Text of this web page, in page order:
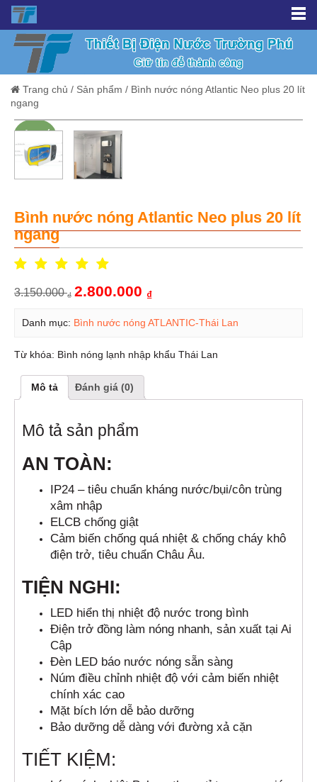
Trang chủ / Sản phẩm / Bình nước nóng Atlantic Neo plus 20 lít
ngang
Giảm giá!
Bình nước nóng Atlantic Neo plus 20 lít
ngang
3.150.000₫ 2.800.000 ₫
Danh mục: Bình nước nóng ATLANTIC-Thái Lan
Từ khóa: Bình nóng lạnh nhập khẩu Thái Lan
Mô tả Đánh giá (0)
Mô tả sản phẩm
AN TOÀN:
IP24 – tiêu chuẩn kháng nước/bụi/côn trùng
xâm nhập
ELCB chống giật
Cảm biến chống quá nhiệt & chống cháy khô
điện trở, tiêu chuẩn Châu Âu.
TIỆN NGHI:
LED hiển thị nhiệt độ nước trong bình
Điện trở đồng làm nóng nhanh, sản xuất tại Ai
Cập
Đèn LED báo nước nóng sẵn sàng
Núm điều chỉnh nhiệt độ với cảm biến nhiệt
chính xác cao
Mặt bích lớn dễ bảo dưỡng
Bảo dưỡng dễ dàng với đường xả cặn
TIẾT KIỆM: